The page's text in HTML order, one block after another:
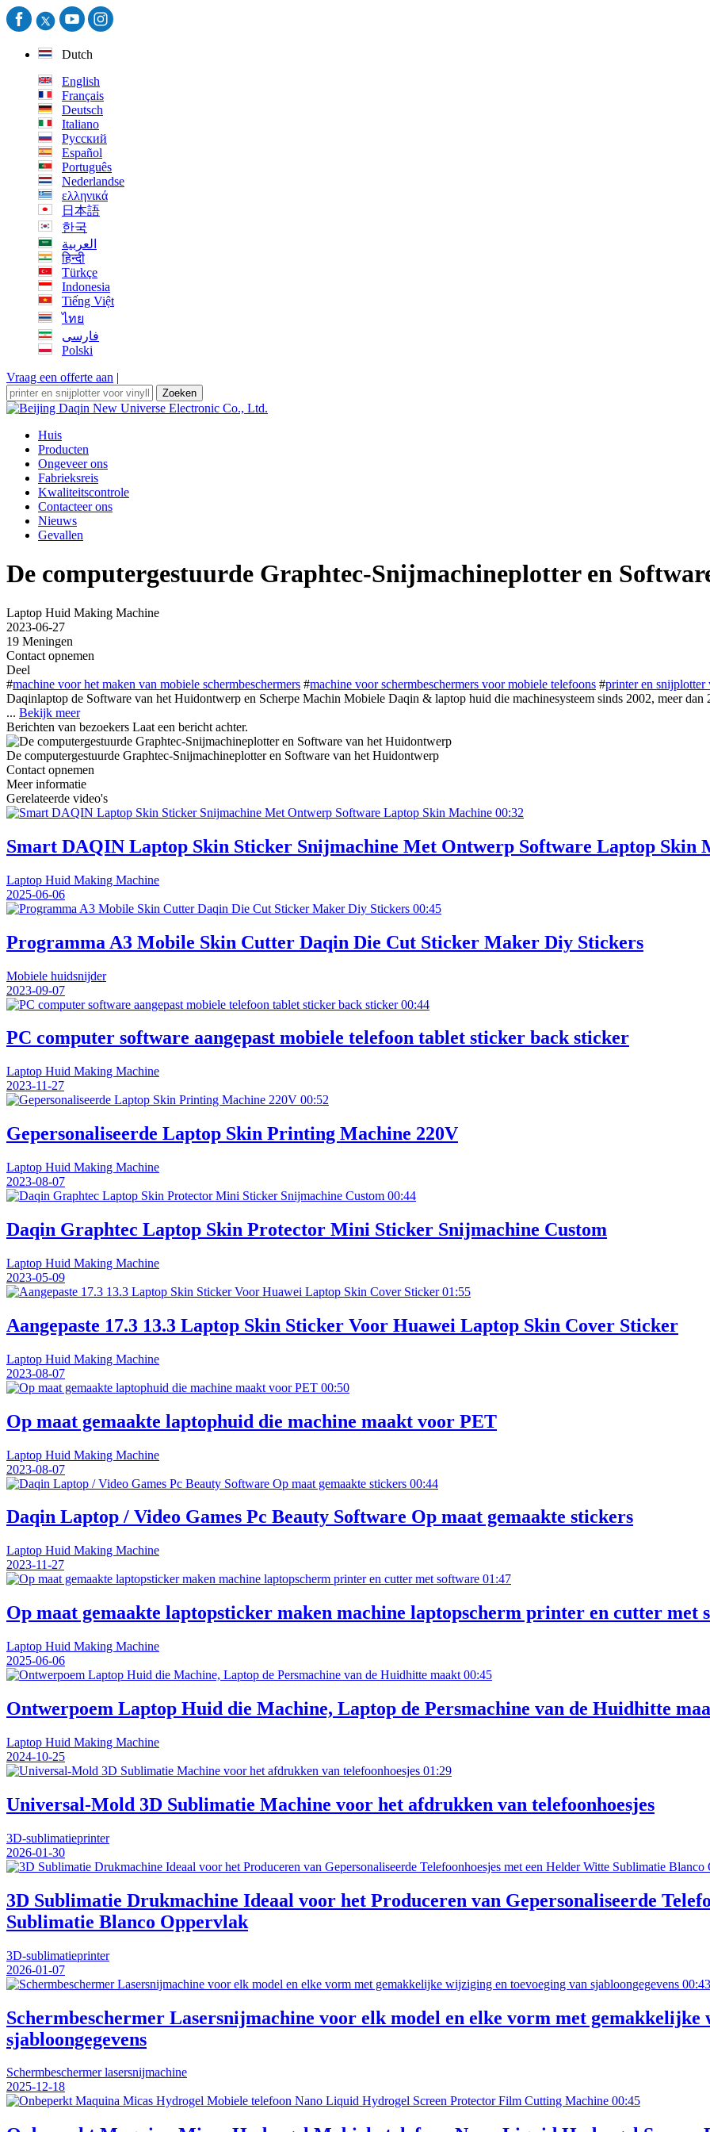
Dutch
English
Français
Deutsch
Italiano
Русский
Español
Português
Nederlandse
ελληνικά
日本語
한국
العربية
हिन्दी
Türkçe
Indonesia
Tiếng Việt
ไทย
فارسی
Polski
Vraag een offerte aan |
Zoeken
Huis
Producten
Ongeveer ons
Fabrieksreis
Kwaliteitscontrole
Contacteer ons
Nieuws
Gevallen
De computergestuurde Graphtec-Snijmachineplotter en
Laptop Huid Making Machine
2023-06-27
19 Meningen
Contact opnemen
Deel
#machine voor het maken van mobiele schermbeschermers #machine voor schermbeschermers voor mobiele telefoons #printer en
Daqinlaptop de Software van het Huidontwerp en Scherpe Machin Mobiele Daqin & laptop huid die machinesysteem sinds 2002, meer
... Bekijk meer
Berichten van bezoekers Laat een bericht achter.
De computergestuurde Graphtec-Snijmachineplotter en Software van het Huidontwerp
Contact opnemen
Meer informatie
Gerelateerde video's
00:32
Smart DAQIN Laptop Skin Sticker Snijmachine Met Ontwerp Software Laptop Skin
Laptop Huid Making Machine
2025-06-06
00:45
Programma A3 Mobile Skin Cutter Daqin Die Cut Sticker Maker Diy Stickers
Mobiele huidsnijder
2023-09-07
00:44
PC computer software aangepast mobiele telefoon tablet sticker back sticker
Laptop Huid Making Machine
2023-11-27
00:52
Gepersonaliseerde Laptop Skin Printing Machine 220V
Laptop Huid Making Machine
2023-08-07
00:44
Daqin Graphtec Laptop Skin Protector Mini Sticker Snijmachine Custom
Laptop Huid Making Machine
2023-05-09
01:55
Aangepaste 17.3 13.3 Laptop Skin Sticker Voor Huawei Laptop Skin Cover Sticker
Laptop Huid Making Machine
2023-08-07
00:50
Op maat gemaakte laptophuid die machine maakt voor PET
Laptop Huid Making Machine
2023-08-07
00:44
Daqin Laptop / Video Games Pc Beauty Software Op maat gemaakte stickers
Laptop Huid Making Machine
2023-11-27
01:47
Op maat gemaakte laptopsticker maken machine laptopscherm printer en cutter met
Laptop Huid Making Machine
2025-06-06
00:45
Ontwerpoem Laptop Huid die Machine, Laptop de Persmachine van de Huidhitte
Laptop Huid Making Machine
2024-10-25
01:29
Universal-Mold 3D Sublimatie Machine voor het afdrukken van telefoonhoesjes
3D-sublimatieprinter
2026-01-30
3D Sublimatie Drukmachine Ideaal voor het Produceren van Gepersonaliseerde
Sublimatie Blanco Oppervlak
3D-sublimatieprinter
2026-01-07
00:43
Schermbeschermer Lasersnijmachine voor elk model en elke vorm met gemakkelijke
sjabloongegevens
Schermbeschermer lasersnijmachine
2025-12-18
00:45